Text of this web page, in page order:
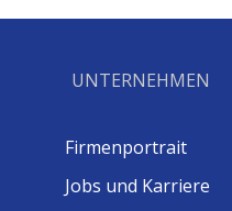
UNTERNEHMEN
Firmenportrait
Jobs und Karriere